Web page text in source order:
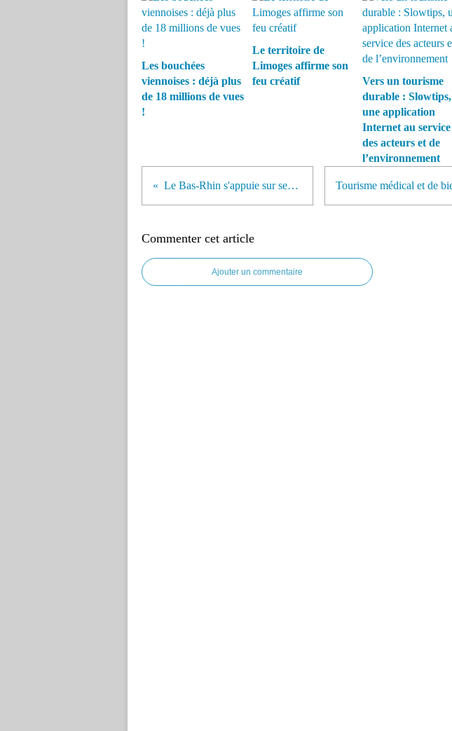
Les bouchées
viennoises : déjà plus
de 18 millions de vues
!
Le territoire de
Limoges affirme son
feu créatif
Vers un tourisme
durable : Slowtips,
une application
Internet au service
des acteurs et de
l’environnement
Le Bas-Rhin s'appuie sur ses entrepreneurs
Commenter cet article
Ajouter un commentaire